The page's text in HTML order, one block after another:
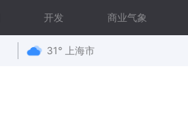
开发 商业气象
31° 上海市